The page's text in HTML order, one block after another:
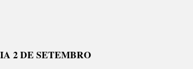
ANOS
2 DE SETEMBRO